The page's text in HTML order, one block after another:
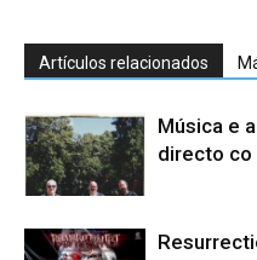
Artículos relacionados
Música e
directo co